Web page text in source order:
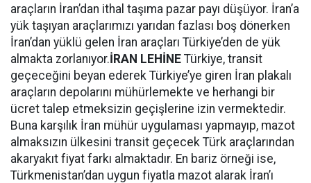
araçların İran’dan ithal taşıma pazar payı düşüyor. İran’a
yük taşıyan araçlarımızı yarıdan fazlası boş dönerken
İran’dan yüklü gelen İran araçları Türkiye’den de yük
almakta zorlanıyor.İRAN LEHİNE Türkiye, transit
geçeceğini beyan ederek Türkiye’ye giren İran plakalı
araçların depolarını mühürlemekte ve herhangi bir
ücret talep etmeksizin geçişlerine izin vermektedir.
Buna karşılık İran mühür uygulaması yapmayıp, mazot
almaksızın ülkesini transit geçecek Türk araçlarından
akaryakıt fiyat farkı almaktadır. En bariz örneği ise,
Türkmenistan’dan uygun fiyatla mazot alarak İran’ı